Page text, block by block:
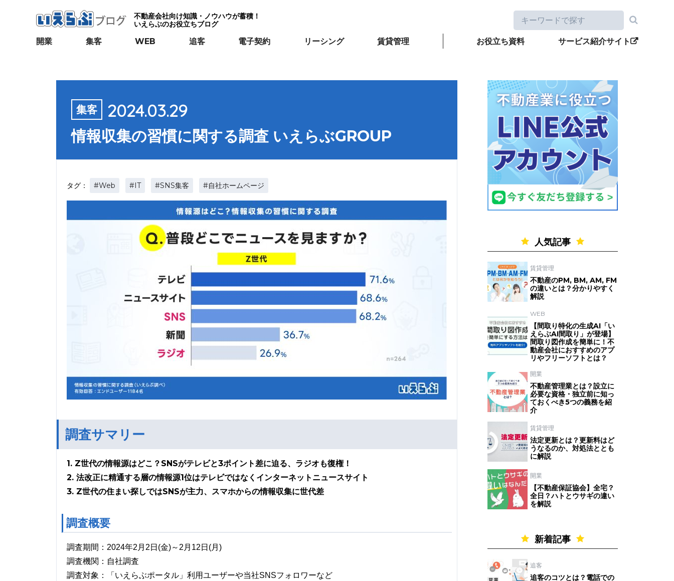
不動産会社向け知識・ノウハウが蓄積！
いえらぶのお役立ちブログ
開業 集客 WEB 追客 電子契約 リーシング 賃貸管理 お役立ち資料 サービス紹介サイト
集客 2024.03.29
情報収集の習慣に関する調査 いえらぶGROUP
タグ： #Web #IT #SNS集客 #自社ホームページ
調査サマリー
1. Z世代の情報源はどこ？SNSがテレビと3ポイント差に迫る、ラジオも復権！
2. 法改正に精通する層の情報源1位はテレビではなくインターネットニュースサイト
3. Z世代の住まい探しではSNSが主力、スマホからの情報収集に世代差
調査概要
調査期間：2024年2月2日(金)～2月12日(月)
調査機関：自社調査
調査対象：「いえらぶポータル」利用ユーザーや当社SNSフォロワーなど
人気記事
賃貸管理
不動産のPM, BM, AM, FM
の違いとは？分かりやすく
解説
WEB
【間取り特化の生成AI「い
えらぶAI間取り」が登場】
間取り図作成を簡単に！不
動産会社におすすめのアプ
リやフリーソフトとは？
開業
不動産管理業とは？設立に
必要な資格・独立前に知っ
ておくべき5つの義務を紹
介
賃貸管理
法定更新とは？更新料はど
うなるのか、対処法ととも
に解説
開業
【不動産保証協会】全宅？
全日？ハトとウサギの違い
を解説
新着記事
追客
追客のコツとは？電話での